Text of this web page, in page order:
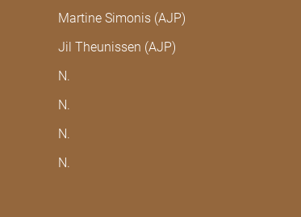
Martine Simonis (AJP)
Jil Theunissen (AJP)
N.
N.
N.
N.